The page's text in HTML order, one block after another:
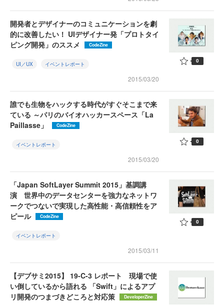
開発者とデザイナーのコミュニケーションを劇
的に改善したい！ UIデザイナー発「プロトタイ
ピング開発」のススメ
CodeZine
UI／UX イベントレポート
2015/03/20
0
誰でも生物をハックする時代がすぐそこまで来
ている ～パリのバイオハッカースペース「La
Paillasse」
CodeZine
イベントレポート
2015/03/20
0
「Japan SoftLayer Summit 2015」基調講
演 世界中のデータセンターを強力なネットワ
ークでつないで実現した高性能・高信頼性をア
ピール
CodeZine
イベントレポート
2015/03/11
0
【デブサミ2015】 19-C-3 レポート 現場で使
い倒しているから語れる 「Swift」によるアプ
リ開発のつまづきどころと対応策
DeveloperZine